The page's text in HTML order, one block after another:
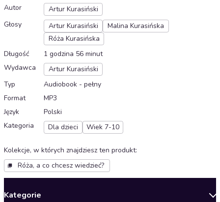
Autor
Artur Kurasiński
Głosy
Artur Kurasiński
Malina Kurasińska
Róża Kurasińska
Długość
1 godzina 56 minut
Wydawca
Artur Kurasiński
Typ
Audiobook - pełny
Format
MP3
Język
Polski
Kategoria
Dla dzieci Wiek 7-10
Kolekcje, w których znajdziesz ten produkt:
Róża, a co chcesz wiedzieć?
Kategorie